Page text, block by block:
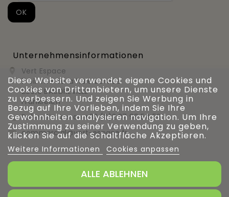
Unternehmensinformationen

Vert Espace
11 bis rue de la haie bardée
28310 BAUDREVILLE
Frankreich
 Rufen Sie uns an +33 (0)2 37 99 54 56
 commercial@vert-espace.fr
Diese Website verwendet eigene Cookies und
Cookies von Drittanbietern, um unsere Dienste
zu verbessern. Und zeigen Sie Werbung in
Bezug auf Ihre Vorlieben, indem Sie Ihre
Gewohnheiten analysieren navigation. Um Ihre
Zustimmung zu seiner Verwendung zu geben,
klicken Sie auf die Schaltfläche Akzeptieren.
Weitere Informationen Cookies anpassen
ALLE ABLEHNEN